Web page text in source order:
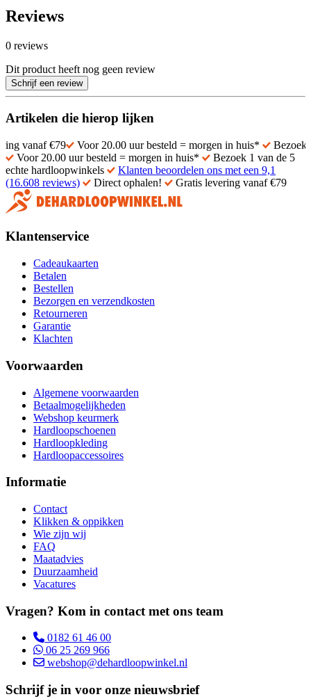
Reviews
0 reviews
Dit product heeft nog geen review
Schrijf een review
Artikelen die hierop lijken
€79 Voor 20.00 uur besteld = morgen in huis*
Bezoek 1 van
Voor 20.00 uur besteld = morgen in huis*
Bezoek 1 van de 5
echte hardloopwinkels
Klanten beoordelen ons met een 9,1
(16.608 reviews)
Direct ophalen! Gratis levering vanaf €79
Klantenservice
Cadeaukaarten
Betalen
Bestellen
Bezorgen en verzendkosten
Retourneren
Garantie
Klachten
Voorwaarden
Algemene voorwaarden
Betaalmogelijkheden
Webshop keurmerk
Hardloopschoenen
Hardloopkleding
Hardloopaccessoires
Informatie
Contact
Klikken & oppikken
Wie zijn wij
FAQ
Maatadvies
Duurzaamheid
Vacatures
Vragen? Kom in contact met ons team
0182 61 46 00
06 25 269 966
webshop@dehardloopwinkel.nl
Schrijf je in voor onze nieuwsbrief